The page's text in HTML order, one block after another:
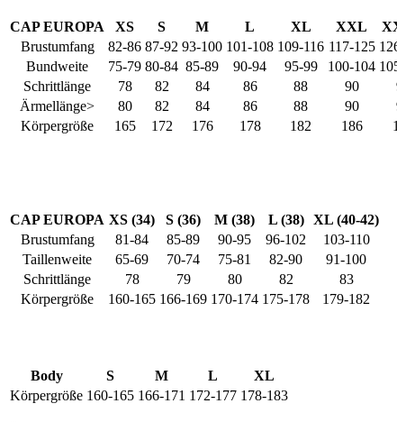
CAP EUROPA XS S M L XL XXL
Brustumfang
82-86 87-92 93-100 101-108 109-116 117-125
Bundweite
75-79 80-84 85-89 90-94 95-99 100-104
Schrittlänge
78 82 84 86 88 90
Ärmellänge>
80 82 84 86 88 90
Körpergröße
165 172 176 178 182 186
CAP EUROPA XS (34) S (36) M (38) L (38)
XL (40-42)
Brustumfang
81-84 85-89 90-95 96-102
103-110
Taillenweite
65-69 70-74 75-81 82-90
91-100
Schrittlänge
78 79 80 82
83
Körpergröße
160-165 166-169 170-174 175-178 179-182
Body S M L
XL
Körpergröße 160-165 166-171 172-177 178-183